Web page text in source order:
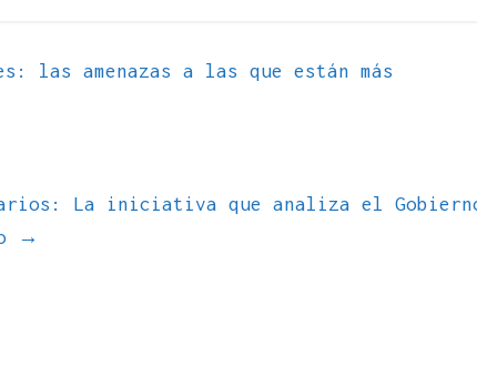
las amenazas a las que están más
La iniciativa que analiza el
→